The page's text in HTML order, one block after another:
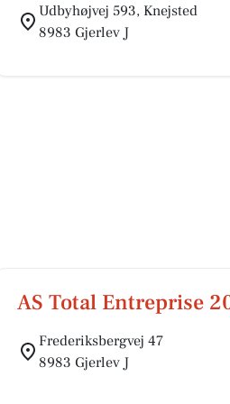
Udbyhøjvej 593, Knejsted
8983 Gjerlev J
AS Total Entreprise
Frederiksbergvej 47
8983 Gjerlev J